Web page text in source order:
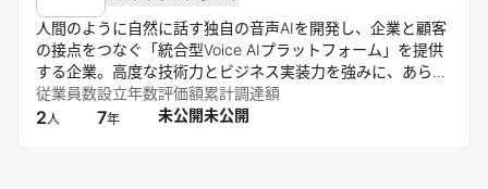
人間のように自然に話す独自の音声AIを開発し、企業と顧客
の接点をつなぐ「統合型Voice AIプラットフォーム」を提供
する企業。高度な技術力とビジネス実装力を強みに、あらゆ
る業界のコミュニケーション自動化を推進する。独自の音声
技術を社会実装し、「声で世界をつなぐ」社会のリデザイン
従業員数
2人
設立年数
7年
評価額
未公開
累計調達額
未公開